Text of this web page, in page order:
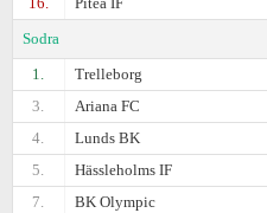
Sodra
1.
Trelleborg
3.
Ariana FC
4.
Lunds BK
5.
Hässleholms IF
7.
BK Olympic